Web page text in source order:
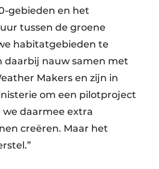
gebieden en het
tussen de groene
habitatgebieden te
daarbij nauw samen met
Makers en zijn in
om een pilotproject
daarmee extra
creëren. Maar het